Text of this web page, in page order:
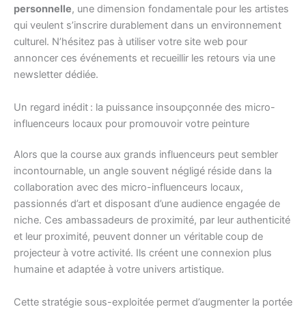
personnelle, une dimension fondamentale pour les artistes
qui veulent s’inscrire durablement dans un environnement
culturel. N’hésitez pas à utiliser votre site web pour
annoncer ces événements et recueillir les retours via une
newsletter dédiée.
Un regard inédit : la puissance insoupçonnée des micro-
influenceurs locaux pour promouvoir votre peinture
Alors que la course aux grands influenceurs peut sembler
incontournable, un angle souvent négligé réside dans la
collaboration avec des micro-influenceurs locaux,
passionnés d’art et disposant d’une audience engagée de
niche. Ces ambassadeurs de proximité, par leur authenticité
et leur proximité, peuvent donner un véritable coup de
projecteur à votre activité. Ils créent une connexion plus
humaine et adaptée à votre univers artistique.
Cette stratégie sous-exploitée permet d’augmenter la portée